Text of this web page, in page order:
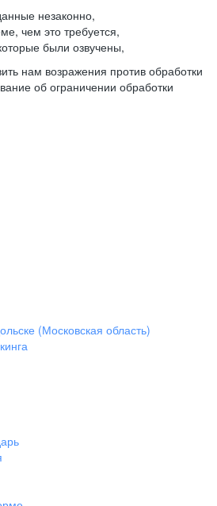
незаконно,
чем это требуется,
были озвучены,
нам возражения против обработки
об ограничении обработки
(Московская область)